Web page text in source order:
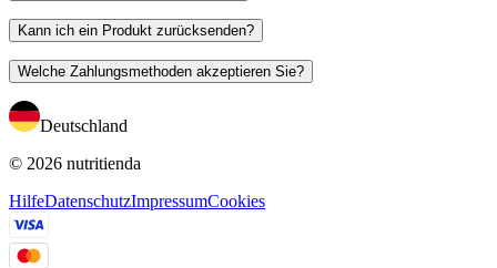
Kann ich ein Produkt zurücksenden?
Welche Zahlungsmethoden akzeptieren Sie?
Deutschland
© 2026 nutritienda
HilfeDatenschutzImpressumCookies